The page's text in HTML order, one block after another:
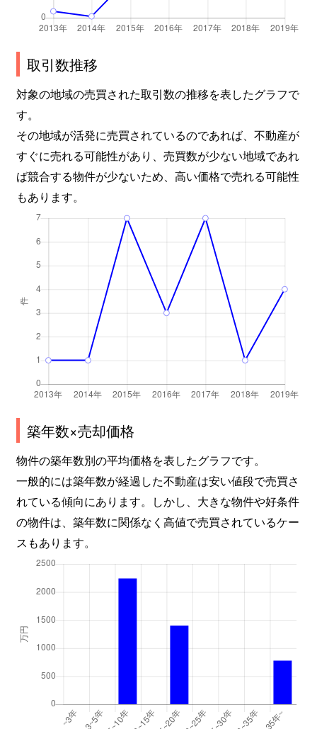
取引数推移
対象の地域の売買された取引数の推移を表したグラフで
す。
その地域が活発に売買されているのであれば、不動産が
すぐに売れる可能性があり、売買数が少ない地域であれ
ば競合する物件が少ないため、高い価格で売れる可能性
もあります。
築年数×売却価格
物件の築年数別の平均価格を表したグラフです。
一般的には築年数が経過した不動産は安い値段で売買さ
れている傾向にあります。しかし、大きな物件や好条件
の物件は、築年数に関係なく高値で売買されているケー
スもあります。